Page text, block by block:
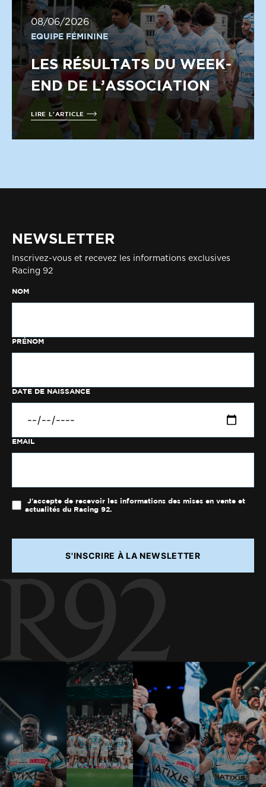
08/06/2026
EQUIPE FÉMININE
LES RÉSULTATS DU WEEK-
END DE L’ASSOCIATION
LIRE L'ARTICLE
NEWSLETTER
Inscrivez-vous et recevez les informations exclusives
Racing 92
NOM
PRÉNOM
DATE DE NAISSANCE
EMAIL
J'accepte de recevoir les informations des mises en vente et
actualités du Racing 92.
S'INSCRIRE À LA NEWSLETTER